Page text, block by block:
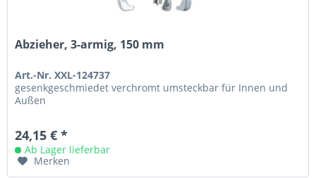
Abzieher, 3-armig, 150 mm
Art.-Nr. XXL-124737
gesenkgeschmiedet verchromt umsteckbar für Innen und
Außen
24,15 € *
Ab Lager lieferbar
Merken